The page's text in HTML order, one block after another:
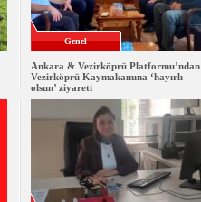
Genel
Ankara & Vezirköprü Platformu’ndan
Vezirköprü Kaymakamına ‘hayırlı
olsun’ ziyareti